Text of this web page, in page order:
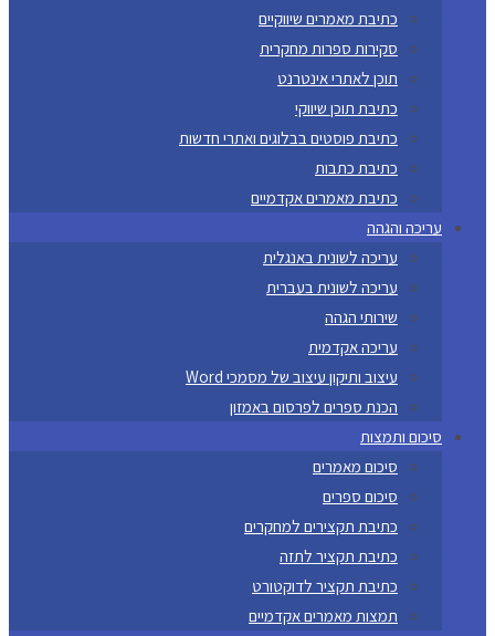
כתיבת מאמרים שיווקיים
סקירות ספרות מחקרית
תוכן לאתרי אינטרנט
כתיבת תוכן שיווקי
כתיבת פוסטים בבלוגים ואתרי חדשות
כתיבת כתבות
כתיבת מאמרים אקדמיים
עריכה והגהה
עריכה לשונית באנגלית
עריכה לשונית בעברית
שירותי הגהה
עריכה אקדמית
עיצוב ותיקון עיצוב של מסמכי Word
הכנת ספרים לפרסום באמזון
סיכום ותמצות
סיכום מאמרים
סיכום ספרים
כתיבת תקצירים למחקרים
כתיבת תקציר לתזה
כתיבת תקציר לדוקטורט
תמצות מאמרים אקדמיים